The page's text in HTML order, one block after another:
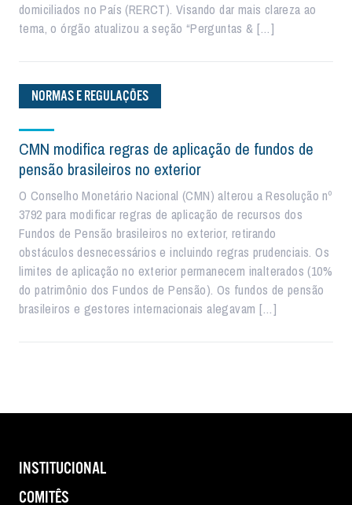
domiciliados no País (RERCT). Visando dar mais clareza ao
tema, o órgão atualizou a seção “Perguntas & […]
NORMAS E REGULAÇÕES
CMN modifica regras de aplicação de fundos de
pensão brasileiros no exterior
O Conselho Monetário Nacional (CMN) alterou a Resolução nº
3792 para modificar regras de aplicação de recursos dos
Fundos de Pensão brasileiros no exterior, retirando
obstáculos desnecessários e incluindo regras prudenciais. Os
limites de aplicação no exterior permanecem inalterados (10%
do patrimônio dos Fundos de Pensão). Os fundos de pensão
brasileiros e gestores internacionais alegavam […]
INSTITUCIONAL
COMITÊS